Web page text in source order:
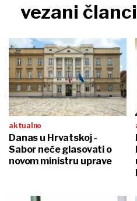
vezani članci
aktualno
Danas u Hrvatskoj -
Sabor neće glasovati o
novom ministru uprave